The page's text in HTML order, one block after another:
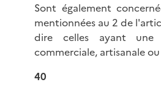
Sont également
mentionnées au 2 de
dire celles ayant une
commerciale, artisanale ou
40